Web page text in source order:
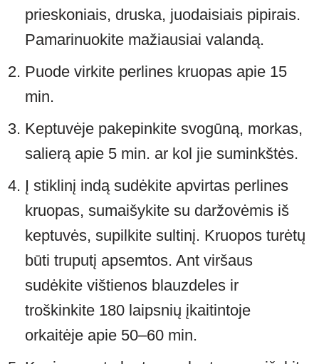
prieskoniais, druska, juodaisiais pipirais.
Pamarinuokite mažiausiai valandą.
Puode virkite perlines kruopas apie 15
min.
Keptuvėje pakepinkite svogūną, morkas,
salierą apie 5 min. ar kol jie suminkštės.
Į stiklinį indą sudėkite apvirtas perlines
kruopas, sumaišykite su daržovėmis iš
keptuvės, supilkite sultinį. Kruopos turėtų
būti truputį apsemtos. Ant viršaus
sudėkite vištienos blauzdeles ir
troškinkite 180 laipsnių įkaitintoje
orkaitėje apie 50–60 min.